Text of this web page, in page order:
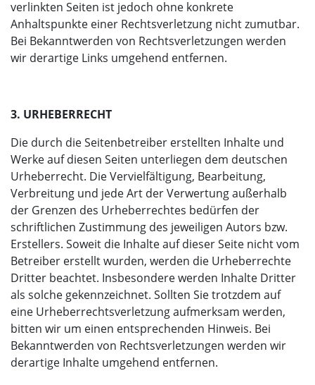
verlinkten Seiten ist jedoch ohne konkrete
Anhaltspunkte einer Rechtsverletzung nicht zumutbar.
Bei Bekanntwerden von Rechtsverletzungen werden
wir derartige Links umgehend entfernen.
3. URHEBERRECHT
Die durch die Seitenbetreiber erstellten Inhalte und
Werke auf diesen Seiten unterliegen dem deutschen
Urheberrecht. Die Vervielfältigung, Bearbeitung,
Verbreitung und jede Art der Verwertung außerhalb
der Grenzen des Urheberrechtes bedürfen der
schriftlichen Zustimmung des jeweiligen Autors bzw.
Erstellers. Soweit die Inhalte auf dieser Seite nicht vom
Betreiber erstellt wurden, werden die Urheberrechte
Dritter beachtet. Insbesondere werden Inhalte Dritter
als solche gekennzeichnet. Sollten Sie trotzdem auf
eine Urheberrechtsverletzung aufmerksam werden,
bitten wir um einen entsprechenden Hinweis. Bei
Bekanntwerden von Rechtsverletzungen werden wir
derartige Inhalte umgehend entfernen.